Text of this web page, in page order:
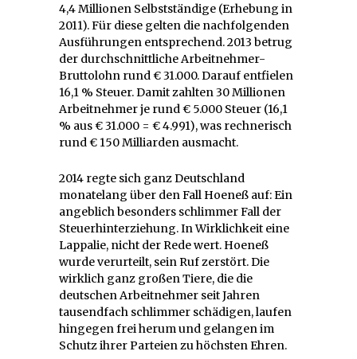
4,4 Millionen Selbstständige (Erhebung in
2011). Für diese gelten die nachfolgenden
Ausführungen entsprechend. 2013 betrug
der durchschnittliche Arbeitnehmer-
Bruttolohn rund € 31.000. Darauf entfielen
16,1 % Steuer. Damit zahlten 30 Millionen
Arbeitnehmer je rund € 5.000 Steuer (16,1
% aus € 31.000 = € 4.991), was rechnerisch
rund € 150 Milliarden ausmacht.
2014 regte sich ganz Deutschland
monatelang über den Fall Hoeneß auf: Ein
angeblich besonders schlimmer Fall der
Steuerhinterziehung. In Wirklichkeit eine
Lappalie, nicht der Rede wert. Hoeneß
wurde verurteilt, sein Ruf zerstört. Die
wirklich ganz großen Tiere, die die
deutschen Arbeitnehmer seit Jahren
tausendfach schlimmer schädigen, laufen
hingegen frei herum und gelangen im
Schutz ihrer Parteien zu höchsten Ehren.